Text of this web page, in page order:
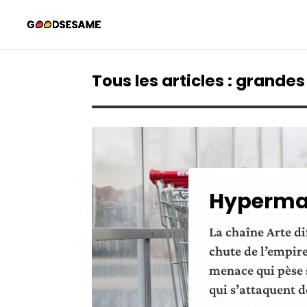
Tous les articles :
La chaîne Arte
chute de
menace qui
qui s’attaquent